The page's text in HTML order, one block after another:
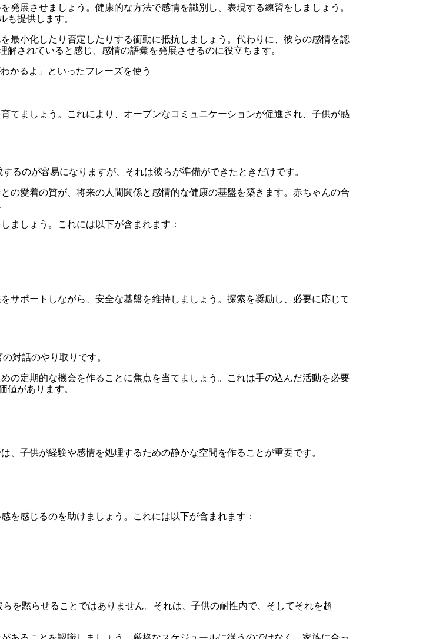
発展させましょう。健康的な方法で感情を識別し、表現する練習をしましょう。
提供します。
最小化したり否定したりする衝動に抵抗しましょう。代わりに、彼らの感情を認
されていると感じ、感情の語彙を発展させるのに役立ちます。
かるよ」といったフレーズを使う
てましょう。これにより、オープンなコミュニケーションが促進され、子供が感
るのが容易になりますが、それは彼らが準備ができたときだけです。
の愛着の質が、将来の人間関係と感情的な健康の基盤を築きます。赤ちゃんの合
ましょう。これには以下が含まれます：
サポートしながら、安全な基盤を維持しましょう。探索を奨励し、必要に応じて
対話のやり取りです。
の定期的な機会を作ることに焦点を当てましょう。これは手の込んだ活動を必要
があります。
、子供が経験や感情を処理するための静かな空間を作ることが重要です。
を感じるのを助けましょう。これには以下が含まれます：
を黙らせることではありません。それは、子供の耐性内で、そしてそれを超